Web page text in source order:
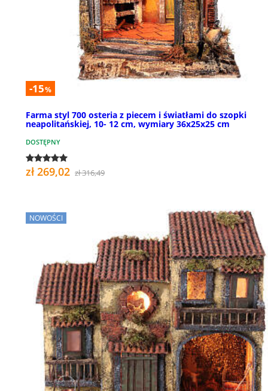
-15%
Farma styl 700 osteria z piecem i światłami do szopki
neapolitańskiej, 10- 12 cm, wymiary 36x25x25 cm
DOSTĘPNY
zł 269,02 zł 316,49
NOWOŚCI